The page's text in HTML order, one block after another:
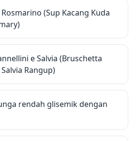
(Sup Kacang Kuda
e Salvia (Bruschetta
Rangup)
rendah glisemik dengan